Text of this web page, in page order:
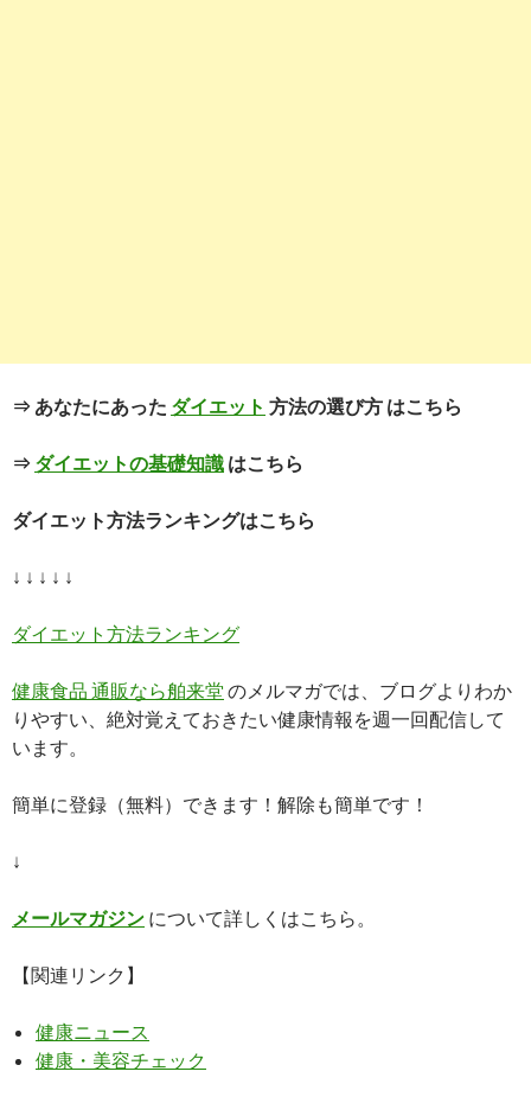
⇒ あなたにあった ダイエット 方法の選び方 はこちら
⇒ ダイエットの基礎知識 はこちら
ダイエット方法ランキングはこちら
↓ ↓ ↓ ↓ ↓
ダイエット方法ランキング
健康食品 通販なら舶来堂 のメルマガでは、ブログよりわか
りやすい、絶対覚えておきたい健康情報を週一回配信して
います。
簡単に登録（無料）できます！解除も簡単です！
↓
メールマガジン について詳しくはこちら。
【関連リンク】
健康ニュース
健康・美容チェック